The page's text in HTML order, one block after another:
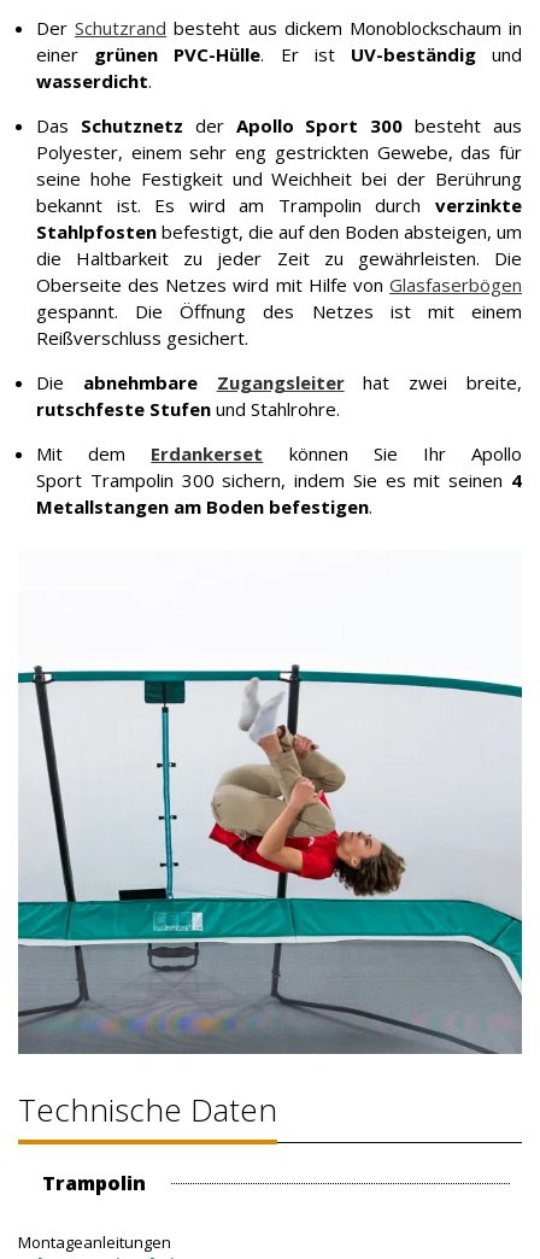
DerSchutzrand besteht aus dickem Monoblockschaum in
einer grünen PVC-Hülle. Er ist UV-beständigund
wasserdicht.
Das Schutznetz der Apollo Sport 300besteht aus
Polyester, einem sehr eng gestrickten Gewebe, das für
seine hohe Festigkeit und Weichheit bei der Berührung
bekannt ist. Es wird am Trampolin durch verzinkte
Stahlpfosten befestigt, die auf den Boden absteigen, um
die Haltbarkeit zu jeder Zeit zu gewährleisten. Die
Oberseite des Netzes wird mit Hilfe von Glasfaserbögen
gespannt. Die Öffnung des Netzes ist mit einem
Reißverschluss gesichert.
Die abnehmbare Zugangsleiterhat zwei breite,
rutschfeste Stufen und Stahlrohre.
Mit dem Erdankerset
können Sie Ihr Apollo
Sport Trampolin 300 sichern, indem Sie es mit seinen 4
Metallstangen am Boden befestigen.
Technische Daten
Trampolin
Montageanleitungen